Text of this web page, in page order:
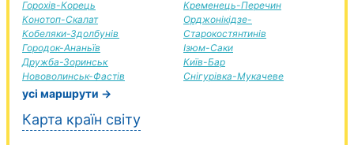
Горохів-Корець
Конотоп-Скалат
Кобеляки-Здолбунів
Городок-Ананьїв
Дружба-Зоринськ
Нововолинськ-Фастів
Кременець-Перечин
Орджонікідзе-
Старокостянтинів
Ізюм-Саки
Київ-Бар
Снігурівка-Мукачеве
усі маршрути →
Карта країн світу